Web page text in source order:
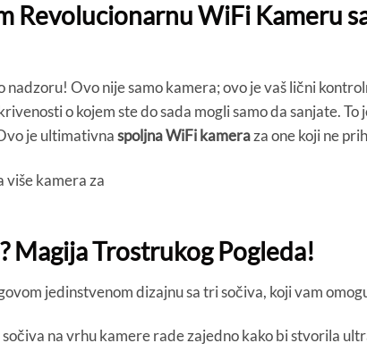
Revolucionarnu WiFi Kameru
nadzoru! Ovo nije samo kamera; ovo je vaš lični
o kojem ste do sada mogli samo da sanjate.
je ultimativnaspoljna WiFi kameraza one koji ne
Magija Trostrukog Pogleda!
jedinstvenom dizajnu sa tri sočiva, koji vam
na vrhu kamere rade zajedno kako bi stvorila